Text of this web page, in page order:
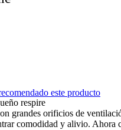
este producto
respire
grandes orificios de
comodidad y alivio. Ahora